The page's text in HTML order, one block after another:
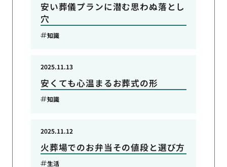
安い葬儀プランに潜む思わぬ落とし
穴
知識
安くても心温まるお葬式の形
2025.11.13
知識
火葬場でのお弁当その値段と選び方
2025.11.12
生活